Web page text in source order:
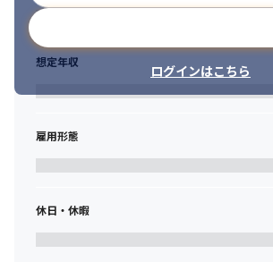
ログインはこちら
想定年収
雇用形態
休日・休暇